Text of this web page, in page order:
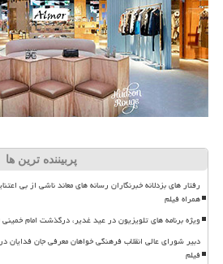
پربیننده ترین ها
رفتار های بزدلانه خبرنگاران رسانه های معاند ناشی از بی
همراه فیلم
ویژه برنامه های تلویزیون در عید غدیر، درگذشت امام خمینی (ره) و
دبیر شورای عالی انقلاب فرهنگی خواهان معرفی جان فدایان
فیلم